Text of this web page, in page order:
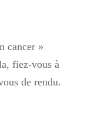
cancer »
fiez-vous à
de rendu.